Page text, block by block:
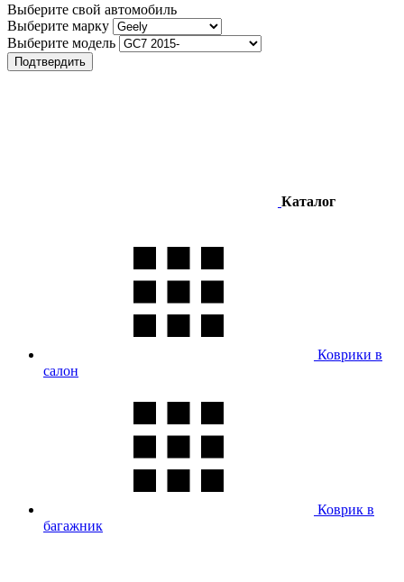
Выберите свой автомобиль
Выберите марку
Выберите модель
Подтвердить
Каталог
Коврики в
салон
Коврик в
багажник